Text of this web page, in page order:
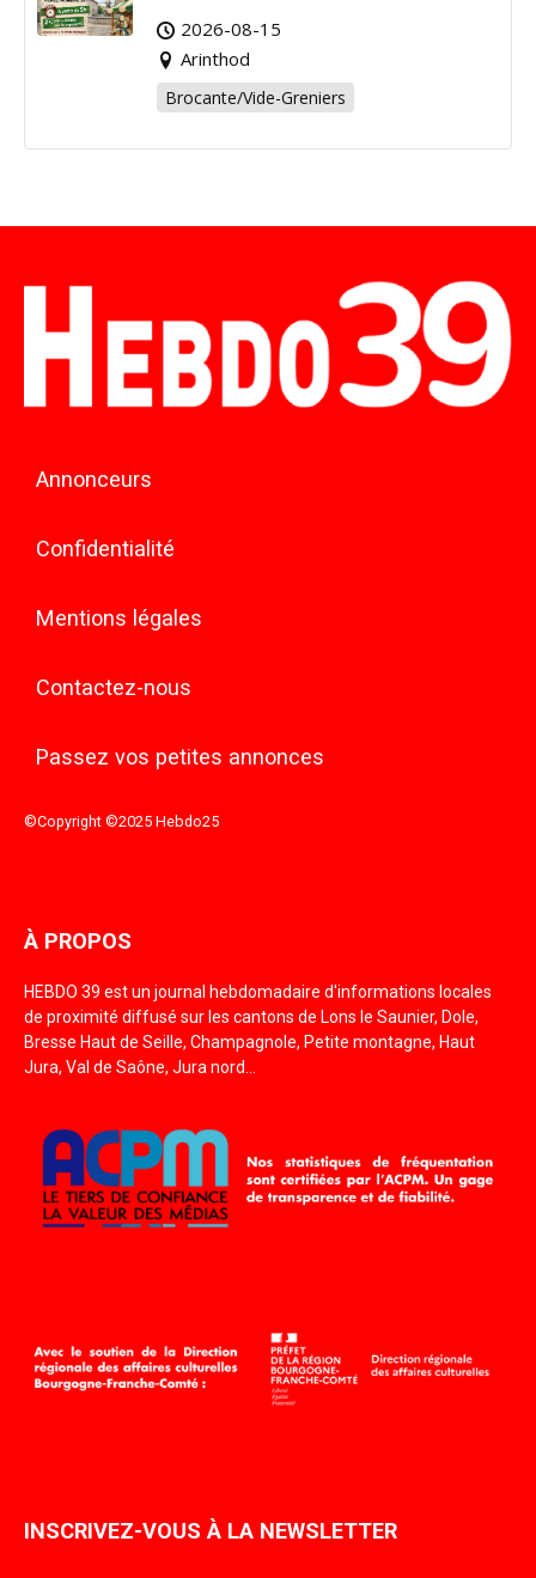
Arinthod !
2026-08-15
Arinthod
Brocante/Vide-Greniers